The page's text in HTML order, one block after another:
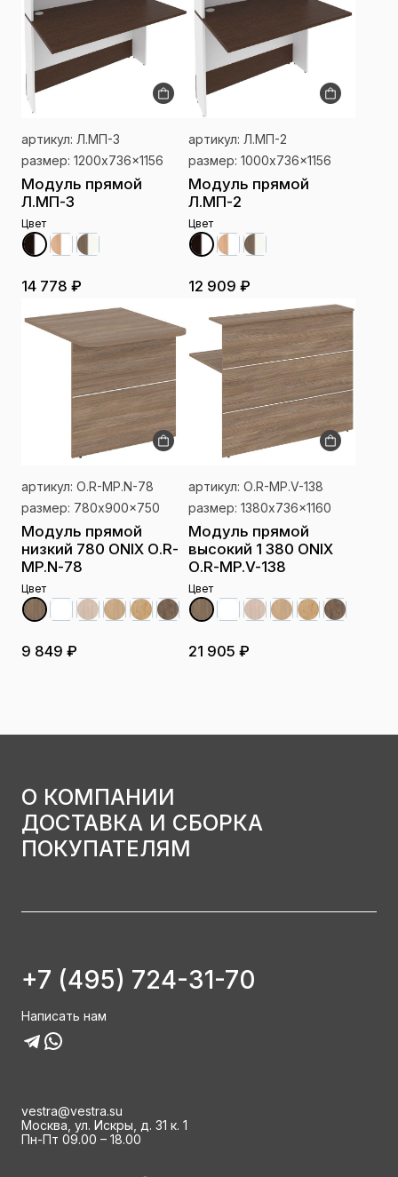
артикул: Л.МП-3
размер: 1200x736x1156
Модуль прямой
Л.МП-3
Цвет
14 778 ₽
артикул: Л.МП-2
размер: 1000x736x1156
Модуль прямой
Л.МП-2
Цвет
12 909 ₽
артикул: О.R-MP.N-78
размер: 780x900x750
Модуль прямой
низкий 780 ONIX О.R-
MP.N-78
Цвет
9 849 ₽
артикул: О.R-MP.V-138
размер: 1380x736x1160
Модуль прямой
высокий 1 380 ONIX
О.R-MP.V-138
Цвет
21 905 ₽
О КОМПАНИИ
ДОСТАВКА И СБОРКА
ПОКУПАТЕЛЯМ
+7 (495) 724-31-70
Написать нам
vestra@vestra.su
Москва, ул. Искры, д. 31 к. 1
Пн-Пт 09.00 – 18.00